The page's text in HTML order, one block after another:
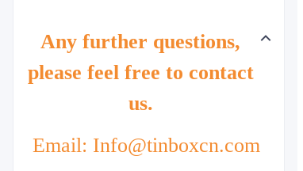
Any further questions,
please feel free to contact
us.
Email: Info@tinboxcn.com